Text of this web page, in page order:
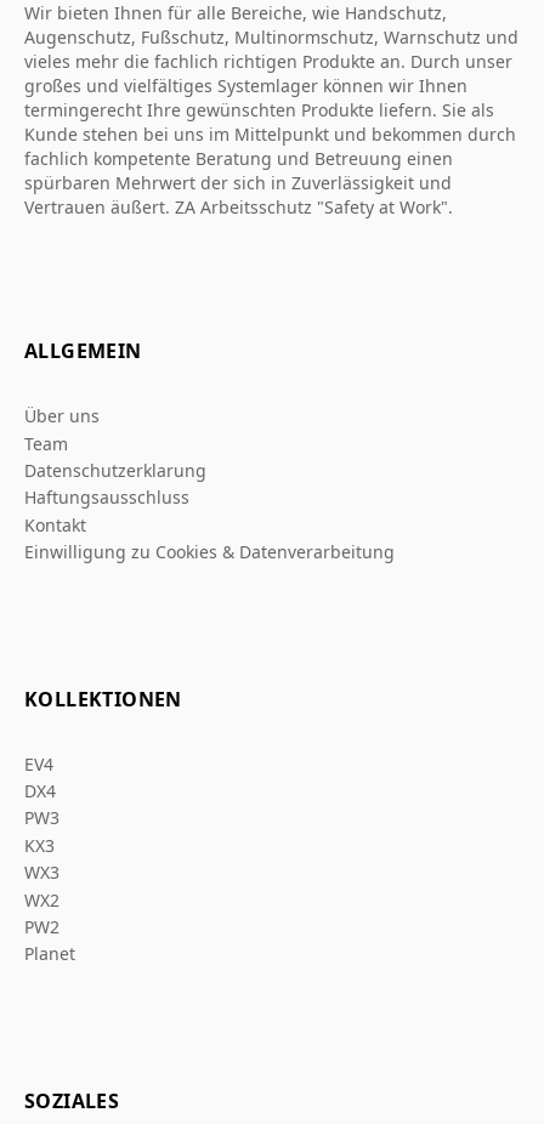
Wir bieten Ihnen für alle Bereiche, wie Handschutz,
Augenschutz, Fußschutz, Multinormschutz, Warnschutz und
vieles mehr die fachlich richtigen Produkte an. Durch unser
großes und vielfältiges Systemlager können wir Ihnen
termingerecht Ihre gewünschten Produkte liefern. Sie als
Kunde stehen bei uns im Mittelpunkt und bekommen durch
fachlich kompetente Beratung und Betreuung einen
spürbaren Mehrwert der sich in Zuverlässigkeit und
Vertrauen äußert. ZA Arbeitsschutz "Safety at Work".
ALLGEMEIN
Über uns
Team
Datenschutzerklarung
Haftungsausschluss
Kontakt
Einwilligung zu Cookies & Datenverarbeitung
KOLLEKTIONEN
EV4
DX4
PW3
KX3
WX3
WX2
PW2
Planet
SOZIALES